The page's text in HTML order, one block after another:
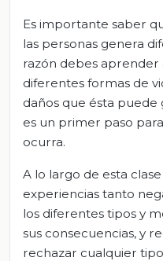
Es importante saber
las personas genera
razón debes aprender
diferentes formas de
daños que ésta
es un primer paso
ocurra.
A lo largo de esta clase
experiencias tanto
los diferentes tipos y
sus consecuencias, y
rechazar cualquier